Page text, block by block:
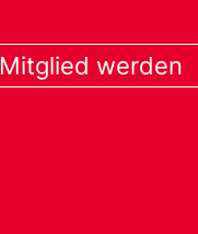
Mitglied werden